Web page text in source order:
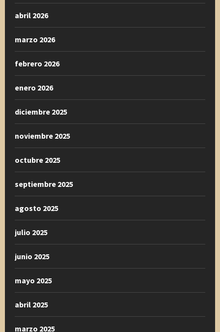
abril 2026
marzo 2026
febrero 2026
enero 2026
diciembre 2025
noviembre 2025
octubre 2025
septiembre 2025
agosto 2025
julio 2025
junio 2025
mayo 2025
abril 2025
marzo 2025